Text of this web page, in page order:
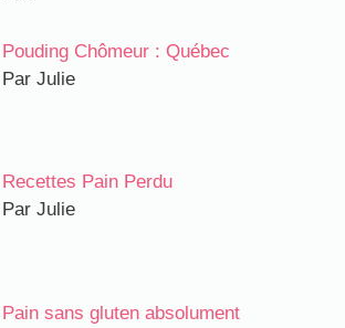
Pouding Chômeur : Québec
Par Julie
Recettes Pain Perdu​
Par Julie
Pain sans gluten absolument